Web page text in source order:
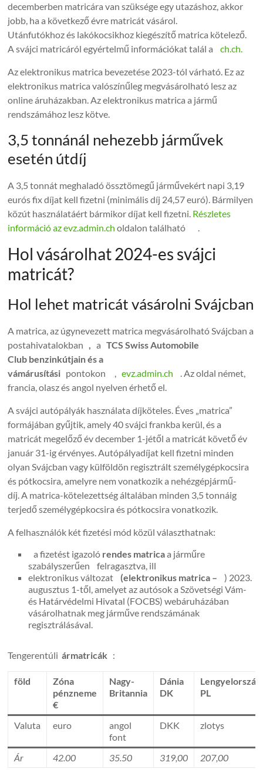
decemberben matricára van szüksége egy utazáshoz, akkor
jobb, ha a következő évre matricát vásárol.
Utánfutókhoz és lakókocsikhoz kiegészítő matrica kötelező.
A svájci matricáról egyértelmű információkat talál ach.ch.
Az elektronikus matrica bevezetése 2023-tól várható. Ez az
elektronikus matrica valószínűleg megvásárolható lesz az
online áruházakban. Az elektronikus matrica a jármű
rendszámához lesz kötve.
3,5 tonnánál nehezebb járművek
esetén útdíj
A 3,5 tonnát meghaladó össztömegű járművekért napi 3,19
eurós fix díjat kell fizetni (minimális díj 24,57 euró). Bármilyen
közút használatáért bármikor díjat kell fizetni. Részletes
információ az evz.admin.ch oldalon található .
Hol vásárolhat 2024-es svájci
matricát?
Hol lehet matricát vásárolni Svájcban
A matrica, az úgynevezett matrica megvásárolható Svájcban a
postahivatalokban, aTCS Swiss Automobile
Club benzinkútjain ésa
vámárusítási pontokon ,evz.admin.ch . Az oldal német,
francia, olasz és angol nyelven érhető el.
A svájci autópályák használata díjköteles. Éves „matrica”
formájában gyűjtik, amely 40 svájci frankba kerül, és a
matricát megelőző év december 1-jétől a matricát követő év
január 31-ig érvényes. Autópályadíjat kell fizetni minden
olyan Svájcban vagy külföldön regisztrált személygépkocsira
és pótkocsira, amelyre nem vonatkozik a nehézgépjármű-
díj. A matrica-kötelezettség általában minden 3,5 tonnáig
terjedő személygépkocsira és pótkocsira vonatkozik.
A felhasználók két fizetési mód közül választhatnak:
a fizetést igazoló rendes matricaa járműre
szabályszerűen felragasztva, ill
elektronikus változat (elektronikus matrica – ) 2023.
augusztus 1-től, amelyet az autósok a Szövetségi Vám-
és Határvédelmi Hivatal (FOCBS) webáruházában
vásárolhatnak meg járműve rendszámának
regisztrálásával.
Tengerentúliármatricák :
föld
Zóna
pénzneme
€
Nagy-
Britannia
Dánia
DK
Lengyelország
PL
Valuta euro
angol
font
DKK zlotys
Ár 42.00 35.50 319,00 207,00